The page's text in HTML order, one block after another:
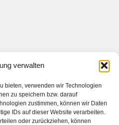
verwalten
bieten, verwenden wir Technologien
zu speichern bzw. darauf
zustimmen, können wir Daten
IDs auf dieser Website verarbeiten.
oder zurückziehen, können